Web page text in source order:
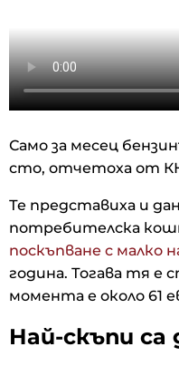
Само за месец
сто, отчетоха от
Те представиха и
потребителска
поскъпване с малко
година. Тогава тя е
момента е около 61
Най-скъпи